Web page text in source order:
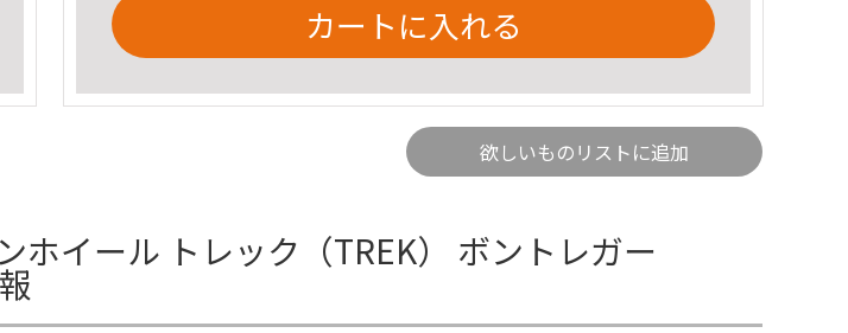
カートに入れる
欲しいものリストに追加
イール トレック（TREK） ボントレガー